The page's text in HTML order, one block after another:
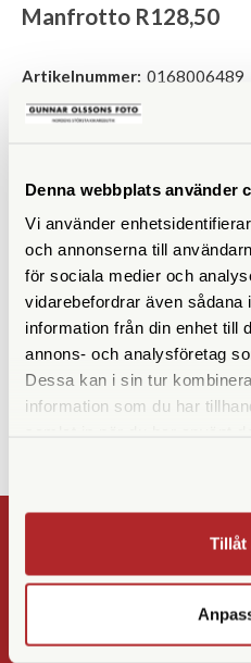
Denna webbplats använder
Vi använder
och annonserna till
för sociala medier och
vidarebefordrar även sådana
information från din enhet till
annons- och analysföretag
Dessa kan i sin tur
information som du har
Tillåt
Manfrotto R128,50
Artikelnummer: 0168006489
Lagerstatus:
Visa prishistorik
Lägsta pris de senaste 30
LÄGG I
Alltid fri frakt!
Snabba leveranser!
30 dagars öppet köp!
Registrera